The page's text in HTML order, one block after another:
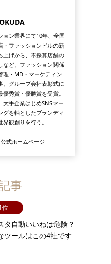
ョン業界にて10年、全国
・ファッションビルの新
上げから、不採算店舗の
など、ファッション関係
理・MD・マーケティン
。グループ会社表彰式に
優秀賞・優勝賞を受賞。
大手企業はじめSNSマー
グを軸としたブランディ
界観創りを行う。
式ホームページ
事
位
タ自動いいねは危険？
ツールはこの4社です